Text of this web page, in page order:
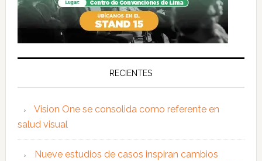
RECIENTES
Vision One se consolida como referente en
salud visual
Nueve estudios de casos inspiran cambios